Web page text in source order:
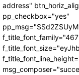
address"
pp_checkbox="yes"